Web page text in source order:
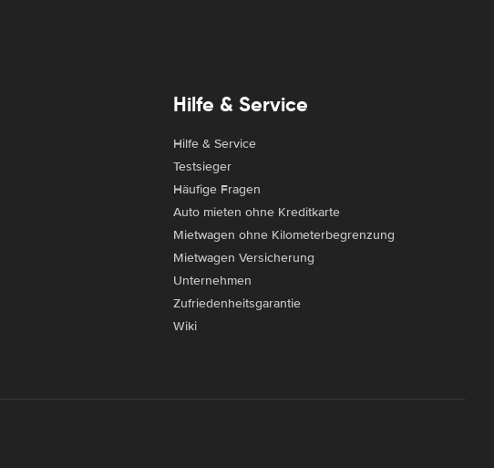
Hilfe & Service
Hilfe & Service
Testsieger
Häufige Fragen
Auto mieten ohne Kreditkarte
Mietwagen ohne Kilometerbegrenzung
Mietwagen Versicherung
Unternehmen
Zufriedenheitsgarantie
Wiki